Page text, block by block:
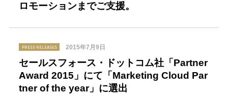
ロモーションまでご支援。
2015年7月9日
PRESS RELEASES
セールスフォース・ドットコム社「Partner
Award 2015」にて「Marketing Cloud Par
tner of the year」に選出